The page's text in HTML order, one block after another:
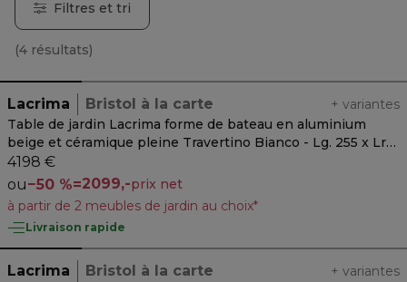
Filtres et tri
(4 résultats)
Lacrima Bristol à la carte + variantes
Table de jardin Lacrima forme de bateau en aluminium
beige et céramique pleine Travertino Bianco - Lg. 255 x Lrg.
115 x Haut. 75 cm
4198 €
ou−50 %=2099,-prix net
à partir de 2 meubles de jardin au choix*
Livraison rapide
Lacrima Bristol à la carte + variantes